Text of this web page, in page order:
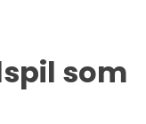
som